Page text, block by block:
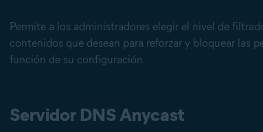
Permite a los administradores elegir el nivel de
contenidos que desean para reforzar y bloquear las
función de su configuración
Servidor DNS Anycast